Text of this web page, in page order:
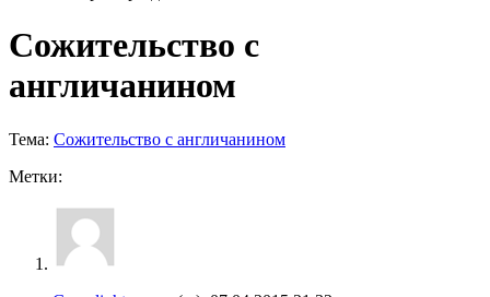
Сожительство с
англичанином
Тема: Сожительство с англичанином
Метки: